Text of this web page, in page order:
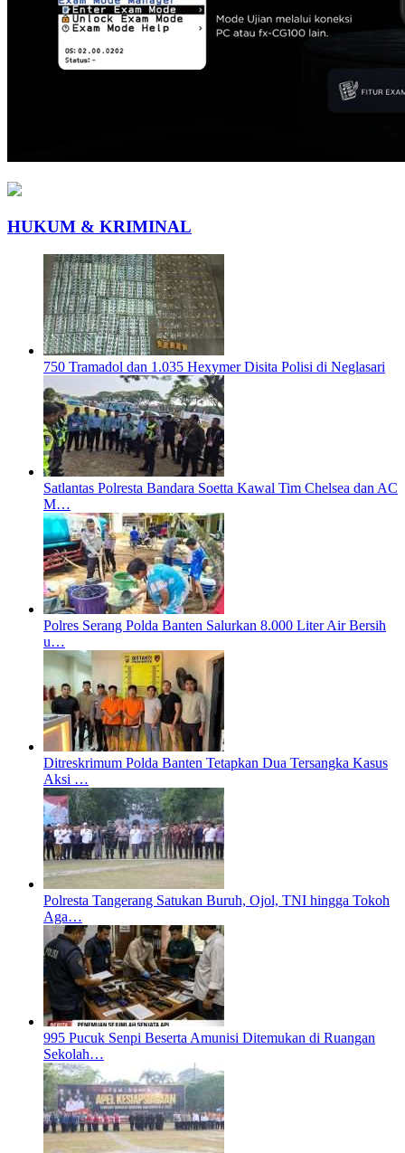
HUKUM & KRIMINAL
750 Tramadol dan 1.035 Hexymer Disita Polisi di Neglasari
Satlantas Polresta Bandara Soetta Kawal Tim Chelsea dan AC
M…
Polres Serang Polda Banten Salurkan 8.000 Liter Air Bersih
u…
Ditreskrimum Polda Banten Tetapkan Dua Tersangka Kasus
Aksi …
Polresta Tangerang Satukan Buruh, Ojol, TNI hingga Tokoh
Aga…
995 Pucuk Senpi Beserta Amunisi Ditemukan di Ruangan
Sekolah…